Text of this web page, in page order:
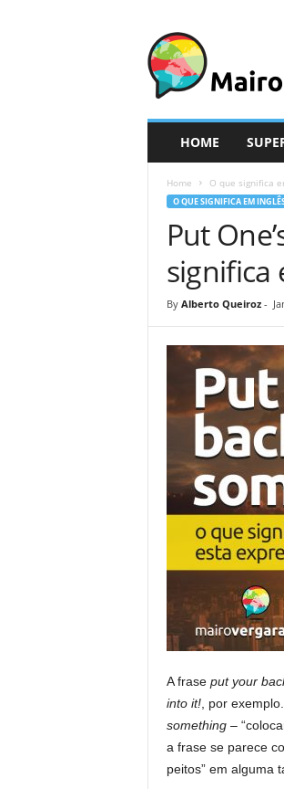
i
r
HOME
Home O que significa
O QUE SIGNIFICA EM
Put
significa
By Alberto Queiroz-
A frase put your
into it!, por
something –
a frase se parece
peitos” em alguma